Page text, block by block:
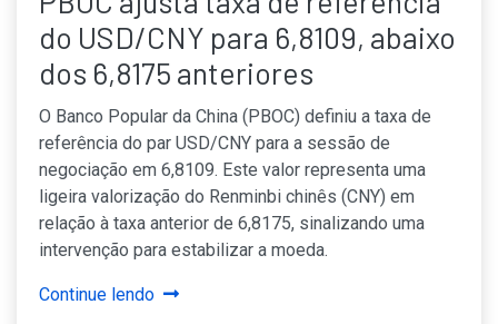
do USD/CNY para 6,8109, abaixo
dos 6,8175 anteriores
O Banco Popular da China (PBOC) definiu a taxa de
referência do par USD/CNY para a sessão de
negociação em 6,8109. Este valor representa uma
ligeira valorização do Renminbi chinês (CNY) em
relação à taxa anterior de 6,8175, sinalizando uma
intervenção para estabilizar a moeda.
Continue lendo